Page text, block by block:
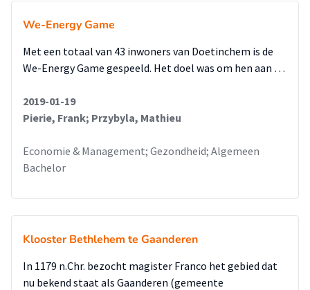
We-Energy Game
Met een totaal van 43 inwoners van Doetinchem is de
We-Energy Game gespeeld. Het doel was om hen aan …
2019-01-19
Pierie, Frank; Przybyla, Mathieu
Economie & Management; Gezondheid; Algemeen
Bachelor
Klooster Bethlehem te Gaanderen
In 1179 n.Chr. bezocht magister Franco het gebied dat
nu bekend staat als Gaanderen (gemeente